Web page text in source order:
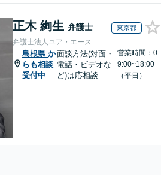
正木 絢生 弁護士 東京都
弁護士法人ユア・エース
島根県 か
らも相談
受付中
面談方法(対面・
電話・ビデオな
ど)は応相談
営業時間：0
9:00~18:00
（平日）